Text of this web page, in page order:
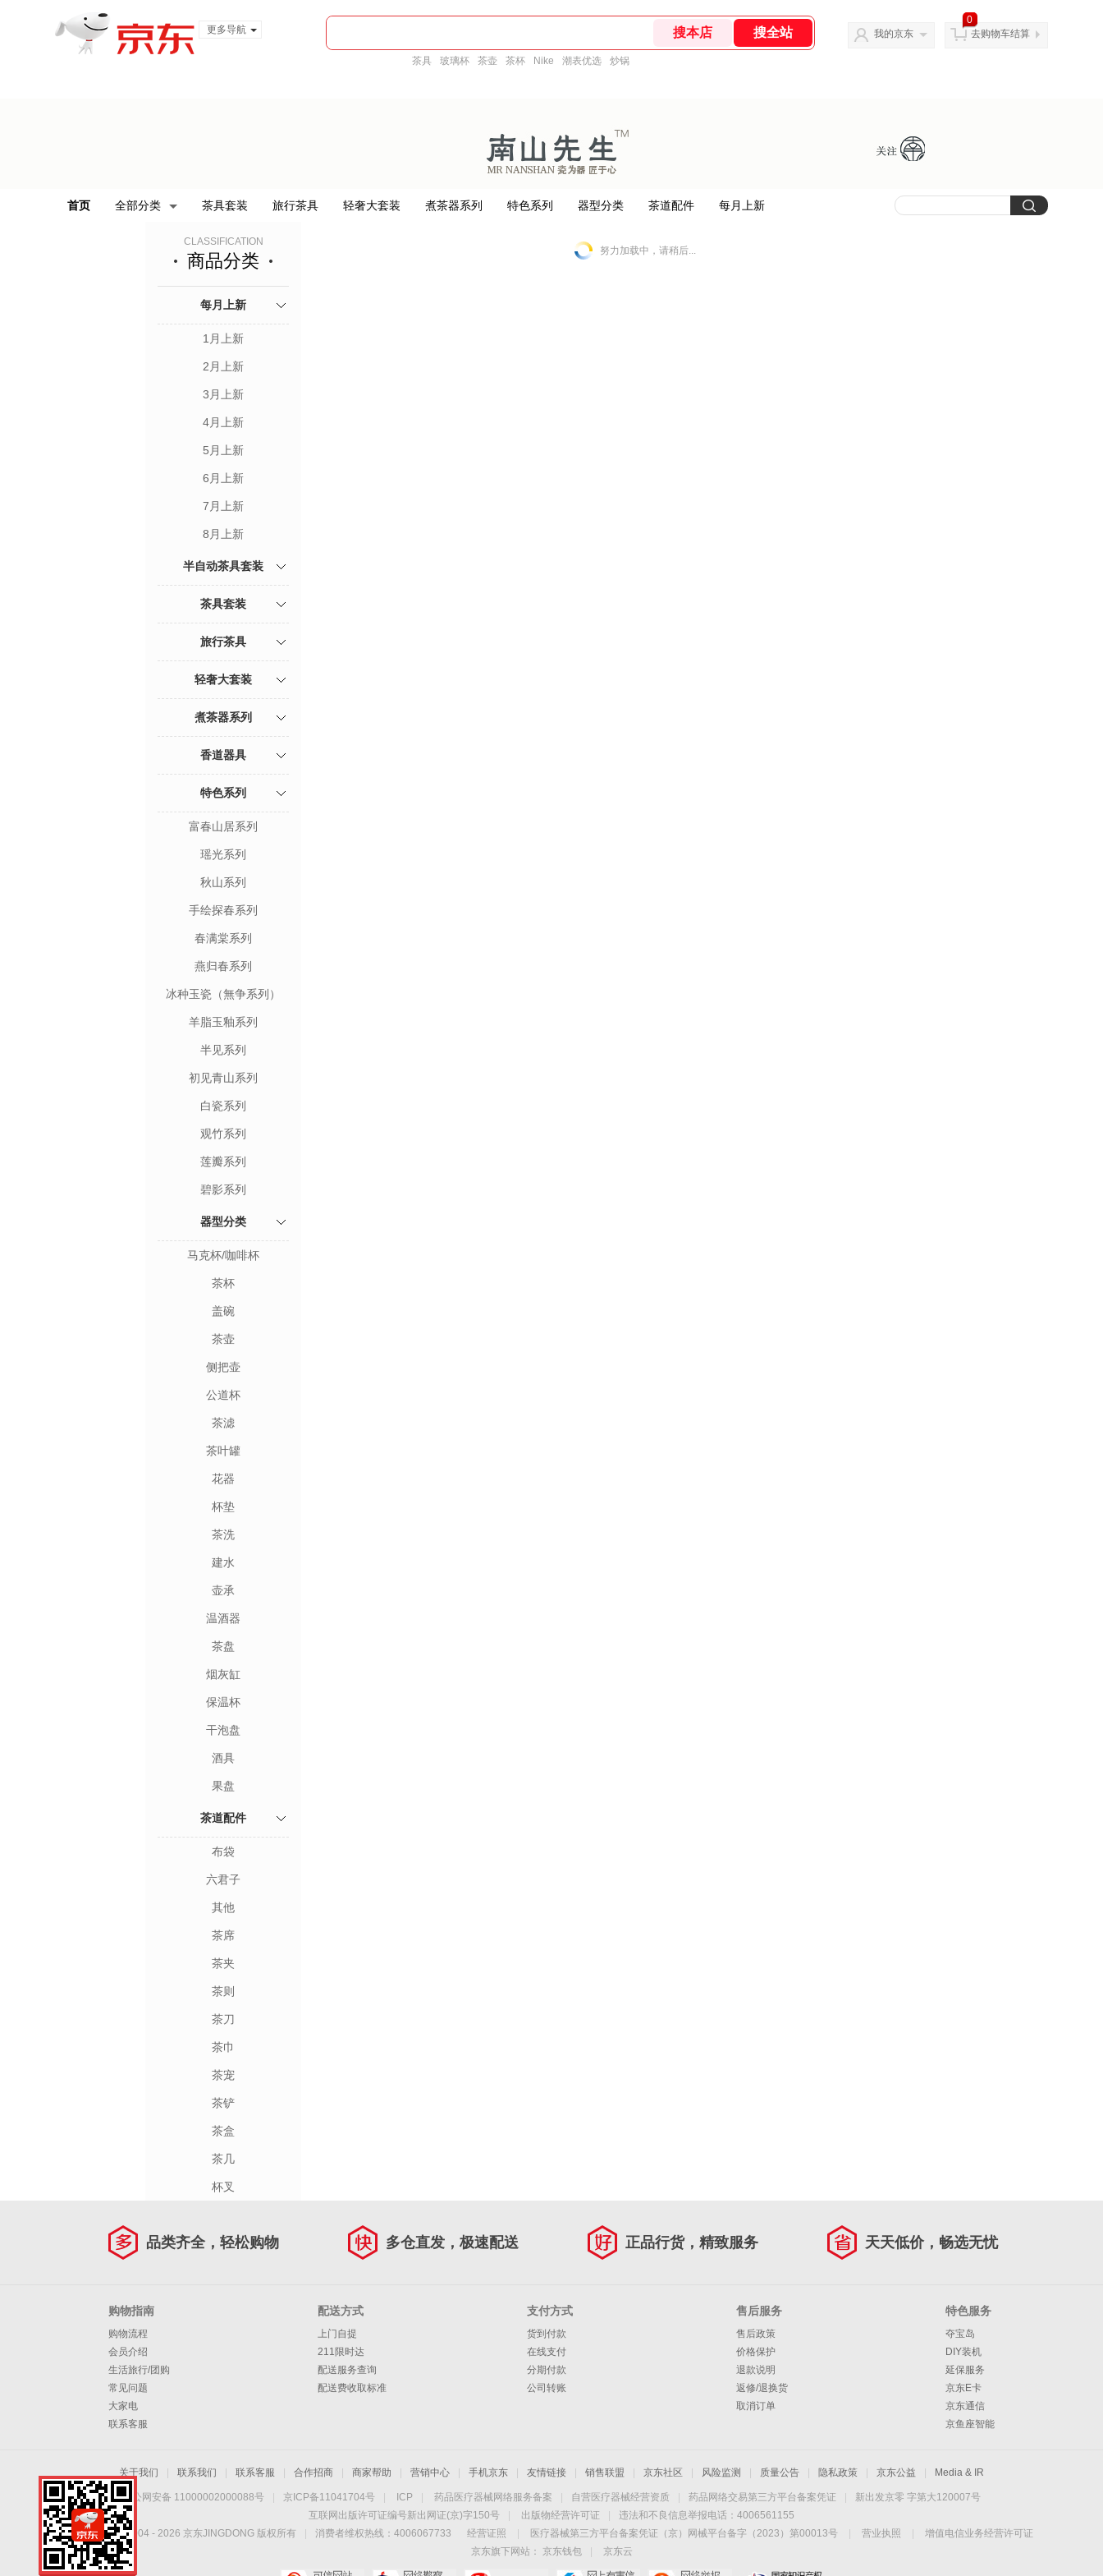
更多导航
茶具 玻璃杯 茶壶 茶杯 Nike 潮表优选 炒锅
我的京东
0
去购物车结算
首页 全部分类 茶具套装 旅行茶具 轻奢大套装 煮茶器系列 特色系列 器型分类 茶道配件 每月上新
CLASSIFICATION
商品分类
每月上新
1月上新
2月上新
3月上新
4月上新
5月上新
6月上新
7月上新
8月上新
半自动茶具套装
茶具套装
旅行茶具
轻奢大套装
煮茶器系列
香道器具
特色系列
富春山居系列
瑶光系列
秋山系列
手绘探春系列
春满棠系列
燕归春系列
冰种玉瓷（無争系列）
羊脂玉釉系列
半见系列
初见青山系列
白瓷系列
观竹系列
莲瓣系列
碧影系列
器型分类
马克杯/咖啡杯
茶杯
盖碗
茶壶
侧把壶
公道杯
茶滤
茶叶罐
花器
杯垫
茶洗
建水
壶承
温酒器
茶盘
烟灰缸
保温杯
干泡盘
酒具
果盘
茶道配件
布袋
六君子
其他
茶席
茶夹
茶则
茶刀
茶巾
茶宠
茶铲
茶盒
茶几
杯叉
努力加载中，请稍后...
品类齐全，轻松购物 多仓直发，极速配送 正品行货，精致服务 天天低价，畅选无忧
购物指南
购物流程
会员介绍
生活旅行/团购
常见问题
大家电
联系客服
配送方式
上门自提
211限时达
配送服务查询
配送费收取标准
支付方式
货到付款
在线支付
分期付款
公司转账
售后服务
售后政策
价格保护
退款说明
返修/退换货
取消订单
特色服务
夺宝岛
DIY装机
延保服务
京东E卡
京东通信
京鱼座智能
关于我们 联系我们 联系客服 合作招商 商家帮助 营销中心 手机京东 友情链接 销售联盟 京东社区 风险监测 质量公告 隐私政策 京东公益 Media & IR
京公网安备 11000002000088号 京ICP备11041704号 ICP 药品医疗器械网络服务备案 自营医疗器械经营资质 药品网络交易第三方平台备案凭证
新出发京零 字第大120007号
互联网出版许可证编号新出网证(京)字150号
出版物经营许可证
违法和不良信息举报电话：4006561155
Copyright © 2004 - 2026 京东JINGDONG 版权所有 消费者维权热线：4006067733 经营证照 医疗器械第三方平台备案凭证（京）网械平台备字（2023）第00013号 营业执照
增值电信业务经营许可证
京东旗下网站：
京东钱包
京东云
手机扫一扫，劲爆优